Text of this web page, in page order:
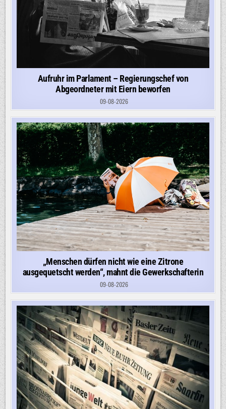
Aufruhr im Parlament – Regierungschef von
Abgeordneter mit Eiern beworfen
09-08-2026
„Menschen dürfen nicht wie eine Zitrone
ausgequetscht werden“, mahnt die Gewerkschafterin
09-08-2026